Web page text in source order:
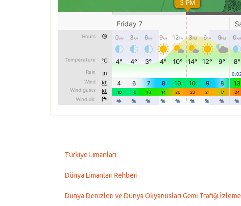
Türkiye Limanları
Dünya Limanları Rehberi
Dünya Denizleri ve Dünya Okyanusları Gemi Trafiği İzleme